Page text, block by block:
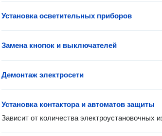
Установка осветительных приборов
Замена кнопок и выключателей
Демонтаж электросети
Установка контактора и автоматов защиты
Зависит от количества электроустановочных